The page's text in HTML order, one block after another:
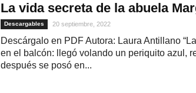
La vida secreta de la abuela
Descargables 20 septiembre, 2022
Descárgalo en PDF Autora: Laura Antillano
en el balcón: llegó volando un periquito azul,
después se posó en...